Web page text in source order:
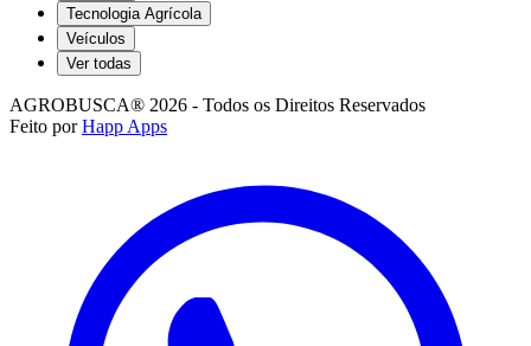
Tecnologia Agrícola
Veículos
Ver todas
AGROBUSCA® 2026 - Todos os Direitos Reservados
Feito por Happ Apps